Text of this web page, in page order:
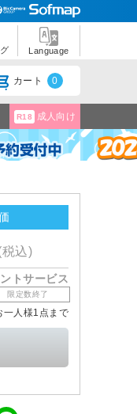
Language
カート 0
R18 成人向け
税込)
トサービス
限定数終了
一人様1点まで